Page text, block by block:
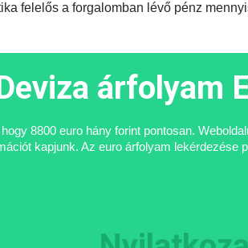
felelős a forgalomban lévő pénz
árfolyam
8800 euro hány forint pontosan.
kapjunk. Az euro árfolyam lekérdezése